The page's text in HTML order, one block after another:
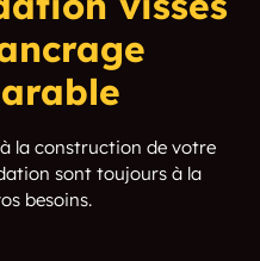
la construction de votre
sont toujours à la
besoins.